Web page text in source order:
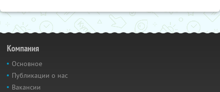
Компания
Основное
Публикации о нас
Вакансии